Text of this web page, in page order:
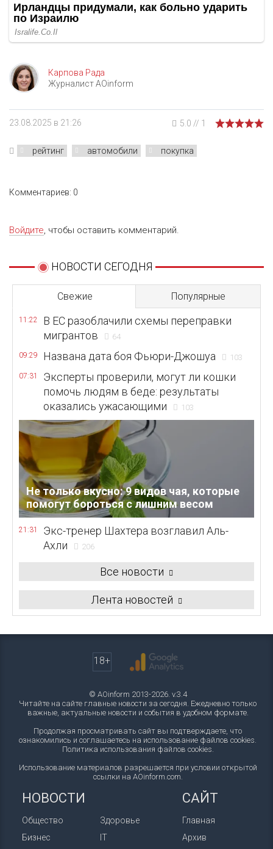
Карпова Рада
Журналист AOinform
23.08.2025 в 21:26 5.0 // 1
рейтинг автомобили покупка
Комментариев: 0
Войдите, чтобы оставить комментарий.
НОВОСТИ СЕГОДНЯ
Свежие Популярные
11:22
В ЕС разоблачили схемы переправки
мигрантов
64
09:29 Названа дата боя Фьюри-Джошуа 103
07:31
Эксперты проверили, могут ли кошки
помочь людям в беде: результаты
оказались ужасающими
103
Не только вкусно: 9 видов чая, которые
помогут бороться с лишним весом
21:31
Экс-тренер Шахтера возглавил Аль-
Ахли
206
Все новости
Лента новостей
18+
© AOinform 2013-2026. v.3.4
Читайте на сайте главные новости за сегодня. Ежедневно только
важные, актуальные новости и события в удобном формате.
Продолжая просматривать сайт вы подтверждаете, что
ознакомились и соглашаетесь на использование файлов cookies.
Политика использования файлов cookies.
Использование материалов разрешается при условии открытой
ссылки на AOinform.com.
НОВОСТИ
Общество
Бизнес
Здоровье
IT
САЙТ
Главная
Архив